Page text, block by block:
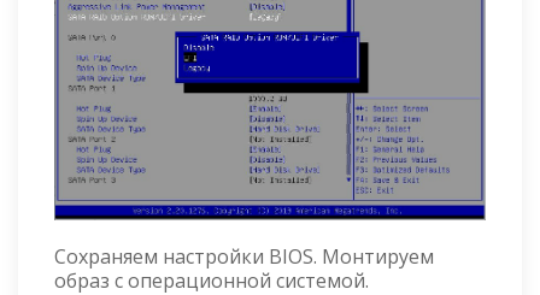
Сохраняем настройки BIOS. Монтируем
образ с операционной системой.